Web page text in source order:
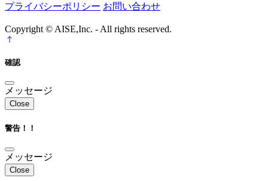
プライバシーポリシー お問い合わせ
Copyright © AISE,Inc. - All rights reserved.
確認
メッセージ
Close
警告！！
メッセージ
Close